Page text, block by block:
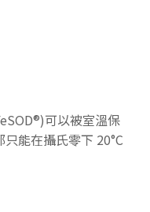
可以被室溫保
能在攝氏零下 20°C